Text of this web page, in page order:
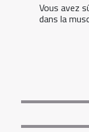
Vous avez
dans la